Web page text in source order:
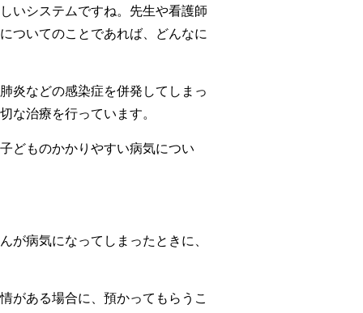
いシステムですね。先生や看護師
ついてのことであれば、どんなに
炎などの感染症を併発してしまっ
な治療を行っています。
どものかかりやすい病気につい
が病気になってしまったときに、
がある場合に、預かってもらうこ